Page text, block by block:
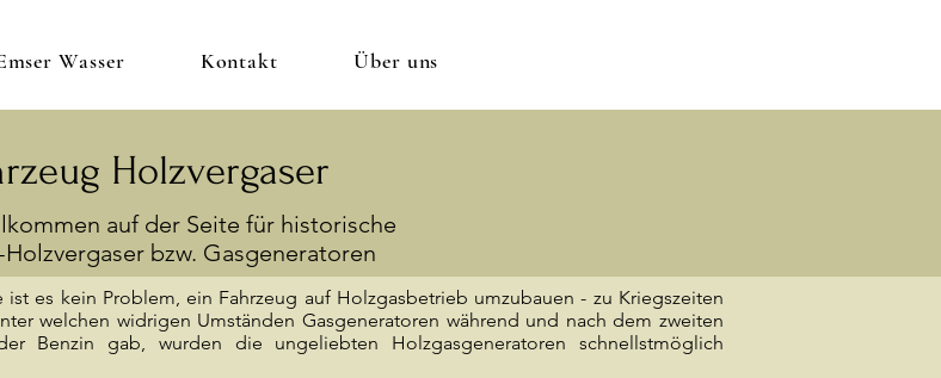
Wasser Kontakt Über uns
Holzvergaser
auf der Seite für historische
Holzvergaser bzw. Gasgeneratoren
es kein Problem, ein Fahrzeug auf Holzgasbetrieb umzubauen - zu Kriegszeiten
welchen widrigen Umständen Gasgeneratoren während und nach dem zweiten
Benzin gab, wurden die ungeliebten Holzgasgeneratoren schnellstmöglich